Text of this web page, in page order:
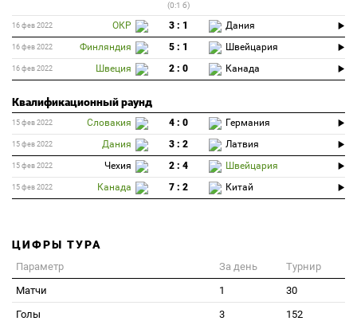
(0:1 б)
16 фев 2022 ОКР 3 : 1 Дания
16 фев 2022 Финляндия 5 : 1 Швейцария
16 фев 2022 Швеция 2 : 0 Канада
Квалификационный раунд
15 фев 2022 Словакия 4 : 0 Германия
15 фев 2022 Дания 3 : 2 Латвия
15 фев 2022 Чехия 2 : 4 Швейцария
15 фев 2022 Канада 7 : 2 Китай
ЦИФРЫ ТУРА
Параметр За день
Турнир
Матчи
1
30
Голы
3
152